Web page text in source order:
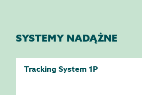
SYSTEMY NADĄŻNE
Tracking System 1P